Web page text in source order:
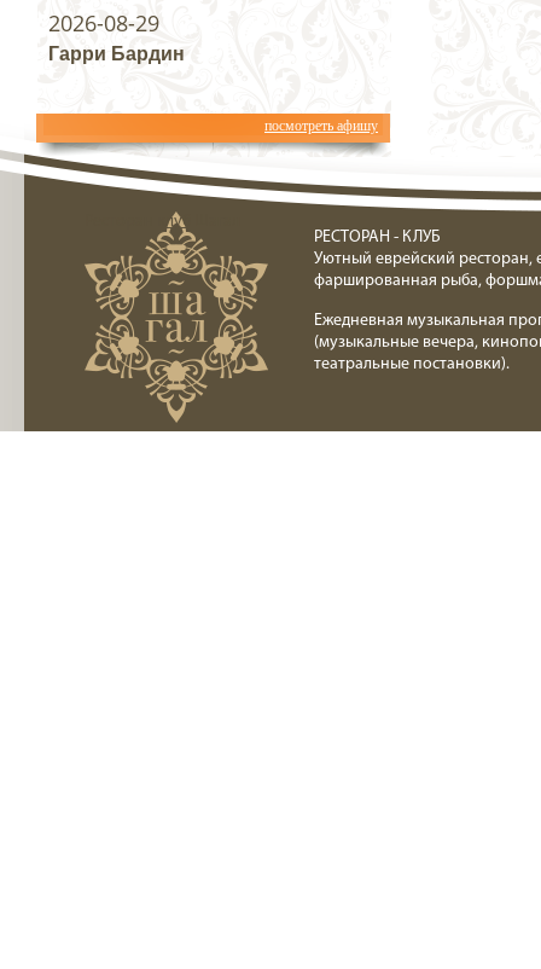
2026-08-29
Гарри Бардин
посмотреть афишу
Ресторан клуб Шагал
РЕСТОРАН - КЛУБ
Уютный еврейский ресторан,
фаршированная рыба,
Ежедневная музыкальная
(музыкальные вечера,
театральные постановки).